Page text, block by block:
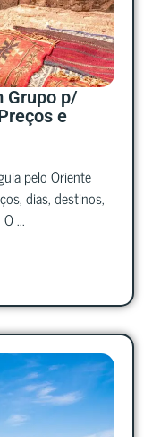
Grupo p/
e
pelo Oriente
dias, destinos,
...